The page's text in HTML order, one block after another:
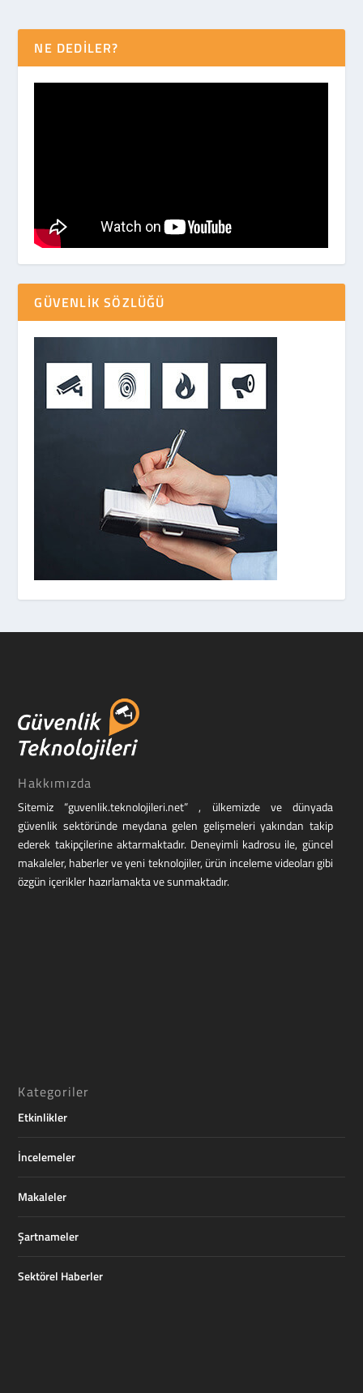
NE DEDİLER?
GÜVENLIK SÖZLÜĞÜ
Hakkımızda
Sitemiz “guvenlik.teknolojileri.net” , ülkemizde ve dünyada
güvenlik sektöründe meydana gelen gelişmeleri yakından takip
ederek takipçilerine aktarmaktadır. Deneyimli kadrosu ile, güncel
makaleler, haberler ve yeni teknolojiler, ürün inceleme videoları gibi
özgün içerikler hazırlamakta ve sunmaktadır.
Kategoriler
Etkinlikler
İncelemeler
Makaleler
Şartnameler
Sektörel Haberler